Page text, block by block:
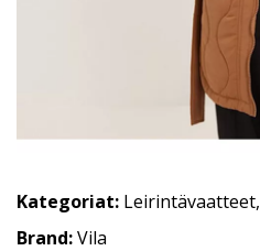
Kategoriat: Leirintävaatteet,
Brand:Vila